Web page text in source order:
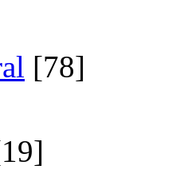
[78]